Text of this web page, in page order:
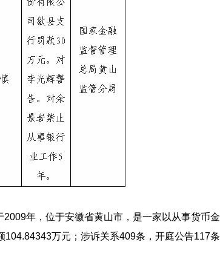
年，位于安徽省黄山市，是一家以从事货币
万元；涉诉关系409条，开庭公告117